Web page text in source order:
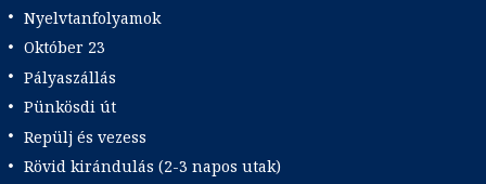
Nyelvtanfolyamok
Október 23
Pályaszállás
Pünkösdi út
Repülj és vezess
Rövid kirándulás (2-3 napos utak)